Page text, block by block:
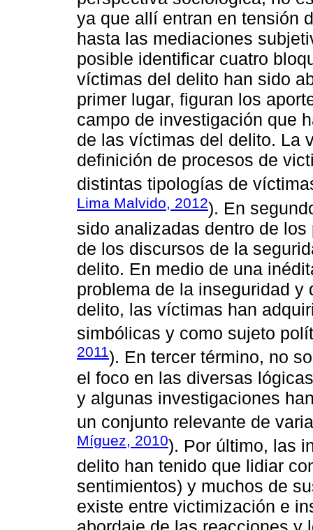
ya que allí entran en tensión
hasta las mediaciones
posible identificar cuatro
víctimas del delito han sido
primer lugar, figuran los
campo de investigación que
de las víctimas del delito. La
definición de procesos de
distintas tipologías de
Lima Malvido, 2012). En
sido analizadas dentro de
de los discursos de la
delito. En medio de una
problema de la inseguridad
delito, las víctimas han
simbólicas y como sujeto
2011). En tercer término, no
el foco en las diversas
y algunas investigaciones
un conjunto relevante de
Míguez, 2010). Por último, las
delito han tenido que lidiar
sentimientos) y muchos de
existe entre victimización e